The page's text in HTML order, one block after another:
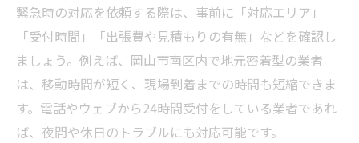
緊急時の対応を依頼する際は、事前に「対応エリア」
「受付時間」「出張費や見積もりの有無」などを確認し
ましょう。例えば、岡山市南区内で地元密着型の業者
は、移動時間が短く、現場到着までの時間も短縮できま
す。電話やウェブから24時間受付をしている業者であれ
ば、夜間や休日のトラブルにも対応可能です。